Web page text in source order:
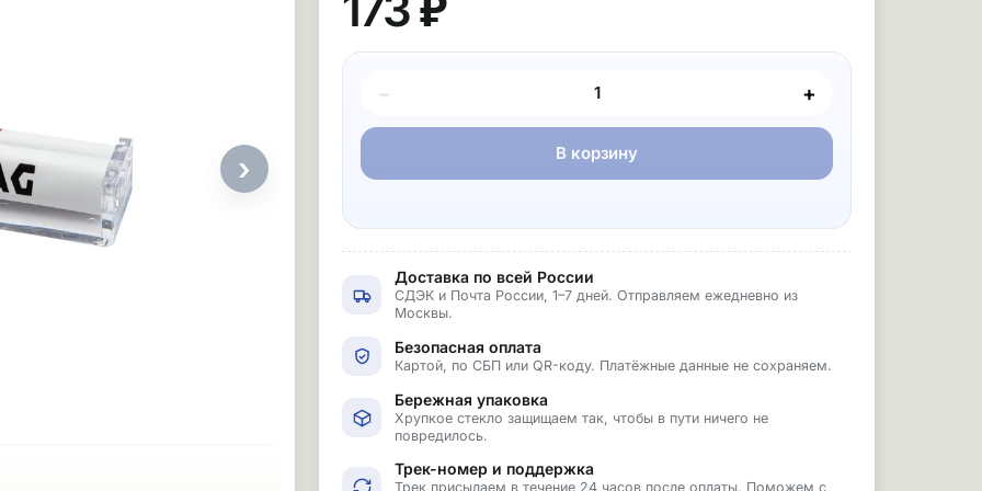
›
− +
В корзину
Доставка по всей России
СДЭК и Почта России, 1–7 дней. Отправляем ежедневно из
Москвы.
Безопасная оплата
Картой, по СБП или QR-коду. Платёжные данные не сохраняем.
Бережная упаковка
Хрупкое стекло защищаем так, чтобы в пути ничего не
повредилось.
Трек-номер и поддержка
Трек присылаем в течение 24 часов после оплаты. Поможем с